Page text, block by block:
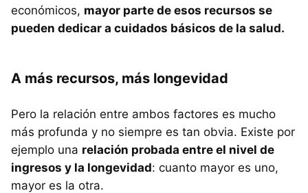
económicos, mayor parte de esos recursos se
pueden dedicar a cuidados básicos de la salud.
A más recursos, más longevidad
Pero la relación entre ambos factores es mucho
más profunda y no siempre es tan obvia. Existe por
ejemplo una relación probada entre el nivel de
ingresos y la longevidad: cuanto mayor es uno,
mayor es la otra.